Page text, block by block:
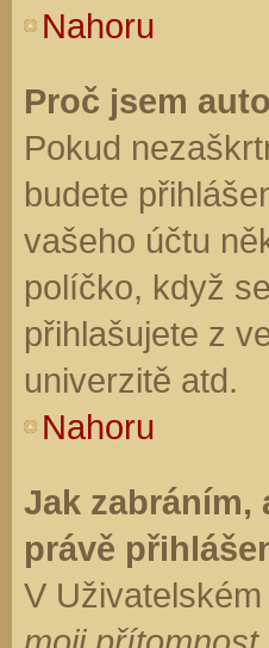
Nahoru
Proč jsem
Pokud
budete
vašeho účtu
políčko, když
přihlašujete z
univerzitě atd.
Nahoru
Jak zabráním,
právě
V